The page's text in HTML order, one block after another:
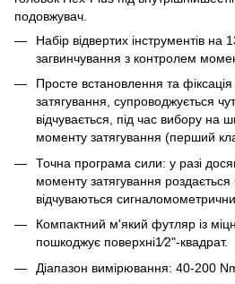
подовжувач.
Набір відвертих інструментів на
загвинчування з контролем
Просте встановлення та
затягування, супроводжується
відчувається, під час вибору на
моменту затягування (перший
Точна програма сили: у разі
моменту затягування
відчуваються
Компактний м'який футляр із
пошкоджує поверхні1⁄2"-квадрат.
Діапазон вимірювання: 40-200